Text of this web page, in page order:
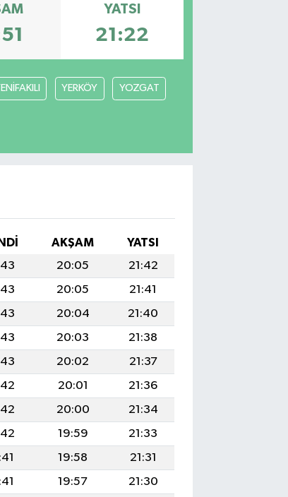
YATSI
21:22
YERKÖY YOZGAT
AKŞAM
YATSI
20:05
21:42
20:05
21:41
20:04
21:40
20:03
21:38
20:02
21:37
20:01
21:36
20:00
21:34
19:59
21:33
19:58
21:31
19:57
21:30